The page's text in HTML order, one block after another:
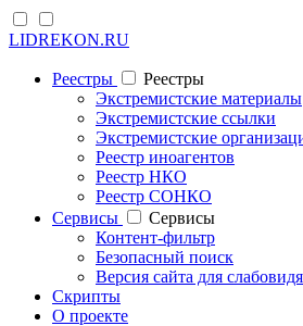
LIDREKON.RU
Реестры
Реестры
Экстремистские материалы
Экстремистские ссылки
Экстремистские
Реестр иноагентов
Реестр НКО
Реестр СОНКО
Cервисы
Cервисы
Контент-фильтр
Безопасный поиск
Версия сайта для
Скрипты
О проекте